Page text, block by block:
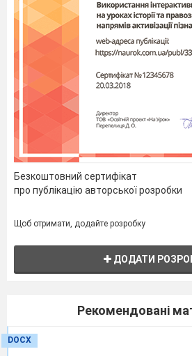
Безкоштовний сертифікат
про публікацію авторської розробки
Щоб отримати, додайте розробку
ДОДАТИ
Рекомендовані
DOCX